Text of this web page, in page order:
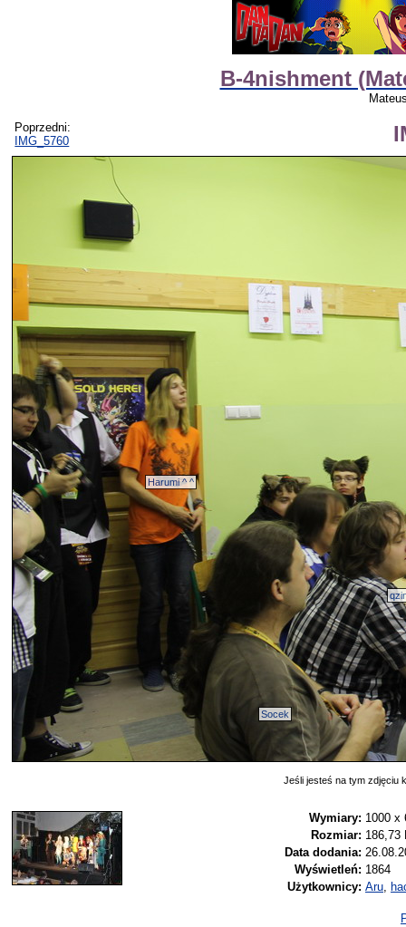
B-4nishment
Poprzedni:
IMG_5760
Harumi ^ ^
Socek
Jeśli jesteś na tym zdjęciu
Wymiary: 1000 x
Rozmiar: 186,73
Data dodania:
Wyświetleń: 1864
Użytkownicy: Aru